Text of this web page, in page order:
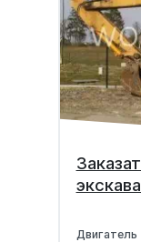
Двигатель